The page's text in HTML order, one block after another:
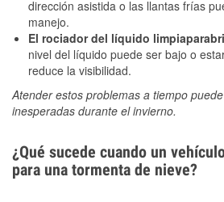
dirección asistida o las llantas frías
manejo.
El rociador del líquido
nivel del líquido puede ser bajo o
reduce la visibilidad.
Atender estos problemas a tiempo
inesperadas durante el invierno.
¿Qué sucede cuando un
para una tormenta de nieve?